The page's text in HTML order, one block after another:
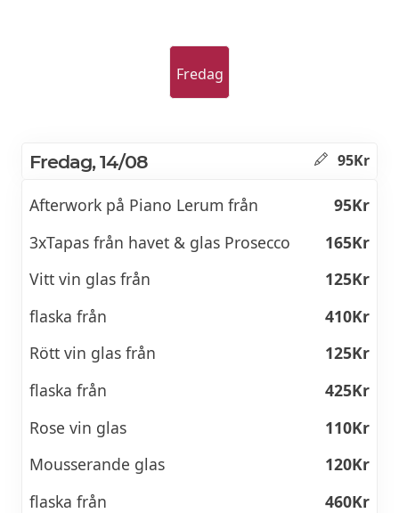
Fredag
Fredag, 14/08 95Kr
Afterwork på Piano Lerum från
95Kr
3xTapas från havet & glas Prosecco
165Kr
Vitt vin glas från
125Kr
flaska från
410Kr
Rött vin glas från
125Kr
flaska från
425Kr
Rose vin glas
110Kr
Mousserande glas
120Kr
flaska från
460Kr